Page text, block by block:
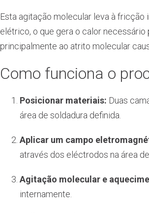
Esta agitação molecular leva à
elétrico, o que gera o calor necessário
principalmente ao atrito molecular
Como funciona o
Posicionar materiais: Duas
área de soldadura definida.
Aplicar um campo
através dos eléctrodos na área
Agitação molecular e
internamente.